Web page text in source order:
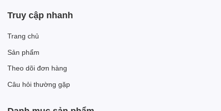
Truy cập nhanh
Trang chủ
Sản phẩm
Theo dõi đơn hàng
Câu hỏi thường gặp